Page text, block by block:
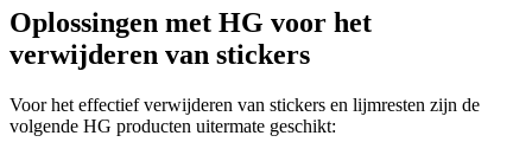
Oplossingen met HG voor het
verwijderen van stickers
Voor het effectief verwijderen van stickers en lijmresten zijn de
volgende HG producten uitermate geschikt: